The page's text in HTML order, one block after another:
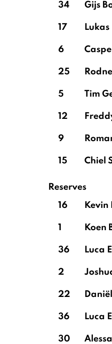
34 Gijs
17
6
25
5 Tim
12
9
15 Chiel
Reserves
16
1 Koen
36 Luca
2
22
36 Luca
30